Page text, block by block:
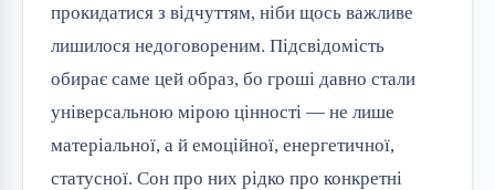
прокидатися з відчуттям, ніби щось важливе
лишилося недоговореним. Підсвідомість
обирає саме цей образ, бо гроші давно стали
універсальною мірою цінності — не лише
матеріальної, а й емоційної, енергетичної,
статусної. Сон про них рідко про конкретні